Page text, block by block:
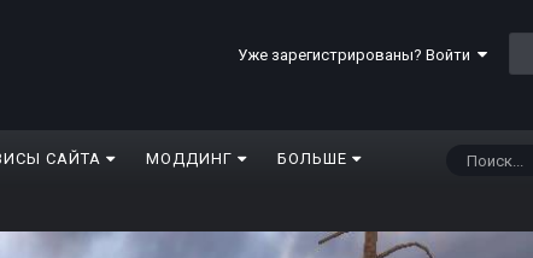
Уже зарегистрированы? Войти
САЙТА МОДДИНГ БОЛЬШЕ